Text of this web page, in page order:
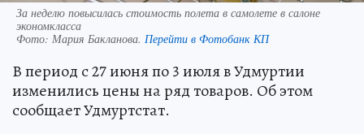
За неделю повысилась стоимость полета в самолете в салоне
экономкласса
Фото: Мария Бакланова. Перейти в Фотобанк КП
В период с 27 июня по 3 июля в Удмуртии
изменились цены на ряд товаров. Об этом
сообщает Удмуртстат.